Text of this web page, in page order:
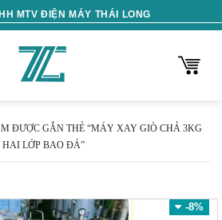
MTV ĐIỆN MÁY THÁI LONG
ĐƯỢC GẮN THẺ “MÁY XAY GIÒ CHẢ 3KG
HAI LỚP BAO ĐÁ”
-8%